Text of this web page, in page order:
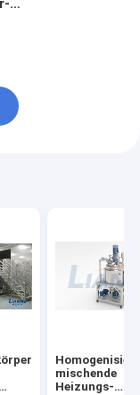
mischende
Heizungs-